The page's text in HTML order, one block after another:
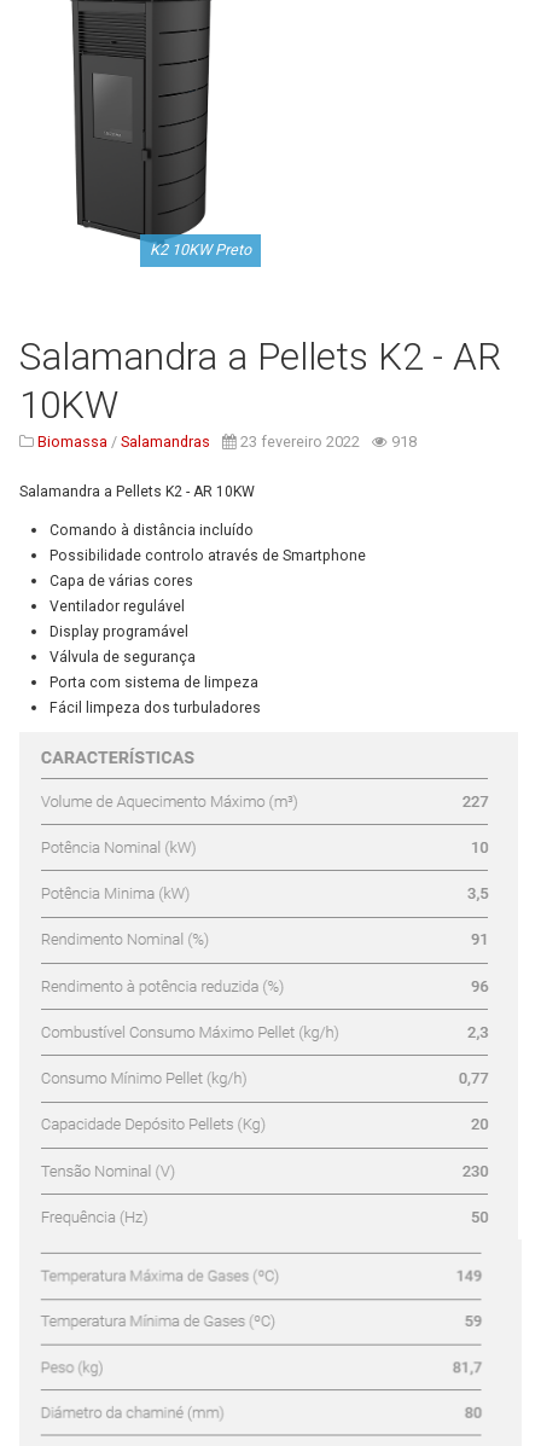
Serviços
Assistência Técnica
Gabinete de Engenharia
Armazém e Logística
As Nossas Dicas
K2 10KW Preto
Salamandra a Pellets K2 - AR
10KW
Biomassa / Salamandras 23 fevereiro 2022 918
Salamandra a Pellets K2 - AR 10KW
Comando à distância incluído
Possibilidade controlo através de Smartphone
Capa de várias cores
Ventilador regulável
Display programável
Válvula de segurança
Porta com sistema de limpeza
Fácil limpeza dos turbuladores